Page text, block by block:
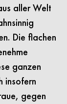
aller Welt
Die flachen
ganzen
insofern
gegen